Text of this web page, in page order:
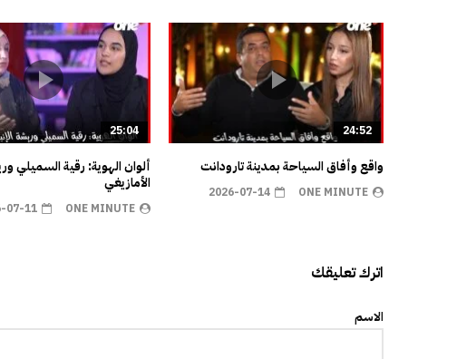
24:52
واقع وأفاق السياحة بمدينة تارودانت
ONE MINUTE
2026-07-14
25:04
ألوان الهوية: رقية السميلي
الأمازيغي
ONE MINUTE
07-11
اترك تعليقك
الاسم